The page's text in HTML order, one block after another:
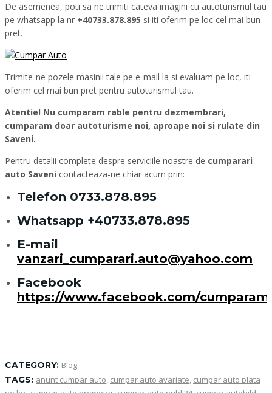
De asemenea, poti sa ne trimiti cateva imagini cu autoturismul tau
pe whatsapp la nr +40733.878.895 si iti oferim pe loc cel mai bun
pret.
Trimite-ne pozele masinii tale pe e-mail la si evaluam pe loc, iti
oferim cel mai bun pret pentru autoturismul tau.
Atentie! Nu cumparam rable pentru dezmembrari,
cumparam doar autoturisme noi, aproape noi si rulate din
Saveni.
Pentru detalii complete despre serviciile noastre de cumparari
auto Saveni contacteaza-ne chiar acum prin:
Telefon 0733.878.895
Whatsapp +40733.878.895
E-mail
vanzari_cumparari.auto@yahoo.com
Facebook
https://www.facebook.com/
CATEGORY: Blog
TAGS: anunt cumpar auto, cumpar auto avariate, cumpar auto plata